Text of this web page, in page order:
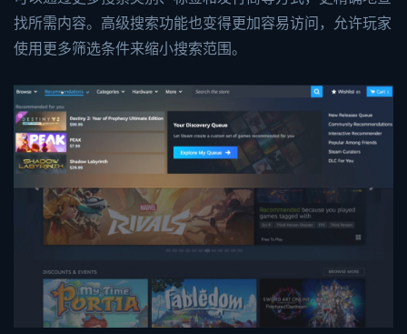
找所需内容。高级搜索功能也变得更加容易访问，允许玩家
使用更多筛选条件来缩小搜索范围。